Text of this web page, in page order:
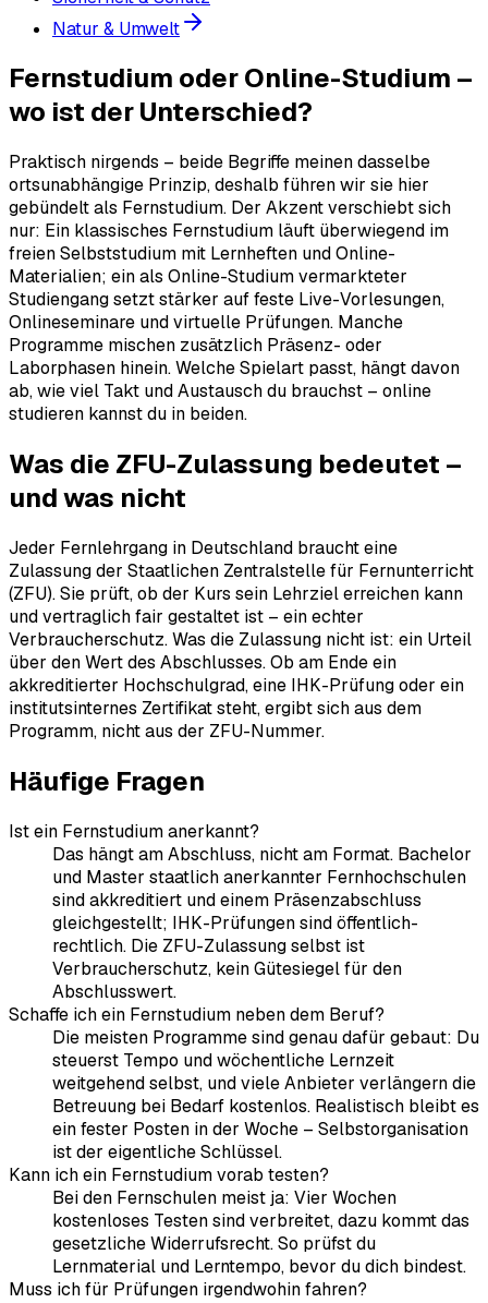
Natur & Umwelt
Fernstudium oder Online-Studium –
wo ist der Unterschied?
Praktisch nirgends – beide Begriffe meinen dasselbe
ortsunabhängige Prinzip, deshalb führen wir sie hier
gebündelt als Fernstudium. Der Akzent verschiebt sich
nur: Ein klassisches Fernstudium läuft überwiegend im
freien Selbststudium mit Lernheften und Online-
Materialien; ein als Online-Studium vermarkteter
Studiengang setzt stärker auf feste Live-Vorlesungen,
Onlineseminare und virtuelle Prüfungen. Manche
Programme mischen zusätzlich Präsenz- oder
Laborphasen hinein. Welche Spielart passt, hängt davon
ab, wie viel Takt und Austausch du brauchst – online
studieren kannst du in beiden.
Was die ZFU-Zulassung bedeutet –
und was nicht
Jeder Fernlehrgang in Deutschland braucht eine
Zulassung der Staatlichen Zentralstelle für Fernunterricht
(ZFU). Sie prüft, ob der Kurs sein Lehrziel erreichen kann
und vertraglich fair gestaltet ist – ein echter
Verbraucherschutz. Was die Zulassung nicht ist: ein Urteil
über den Wert des Abschlusses. Ob am Ende ein
akkreditierter Hochschulgrad, eine IHK-Prüfung oder ein
institutsinternes Zertifikat steht, ergibt sich aus dem
Programm, nicht aus der ZFU-Nummer.
Häufige Fragen
Ist ein Fernstudium anerkannt?
Das hängt am Abschluss, nicht am Format. Bachelor
und Master staatlich anerkannter Fernhochschulen
sind akkreditiert und einem Präsenzabschluss
gleichgestellt; IHK-Prüfungen sind öffentlich-
rechtlich. Die ZFU-Zulassung selbst ist
Verbraucherschutz, kein Gütesiegel für den
Abschlusswert.
Schaffe ich ein Fernstudium neben dem Beruf?
Die meisten Programme sind genau dafür gebaut: Du
steuerst Tempo und wöchentliche Lernzeit
weitgehend selbst, und viele Anbieter verlängern die
Betreuung bei Bedarf kostenlos. Realistisch bleibt es
ein fester Posten in der Woche – Selbstorganisation
ist der eigentliche Schlüssel.
Kann ich ein Fernstudium vorab testen?
Bei den Fernschulen meist ja: Vier Wochen
kostenloses Testen sind verbreitet, dazu kommt das
gesetzliche Widerrufsrecht. So prüfst du
Lernmaterial und Lerntempo, bevor du dich bindest.
Muss ich für Prüfungen irgendwohin fahren?